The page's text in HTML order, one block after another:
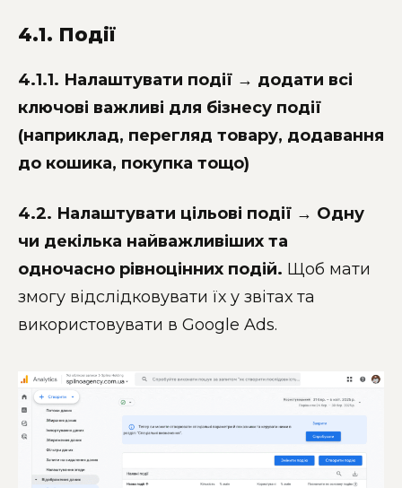
4.1. Події
4.1.1. Налаштувати події → додати всі
ключові важливі для бізнесу події
(наприклад, перегляд товару, додавання
до кошика, покупка тощо)
4.2. Налаштувати цільові події → Одну
чи декілька найважливіших та
одночасно рівноцінних подій. Щоб мати
змогу відслідковувати їх у звітах та
використовувати в Google Ads.